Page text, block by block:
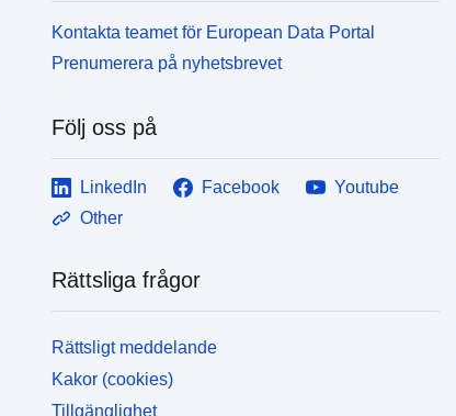
Kontakta teamet för European Data Portal
Prenumerera på nyhetsbrevet
Följ oss på
LinkedIn Facebook
Youtube
Other
Rättsliga frågor
Rättsligt meddelande
Kakor (cookies)
Tillgänglighet